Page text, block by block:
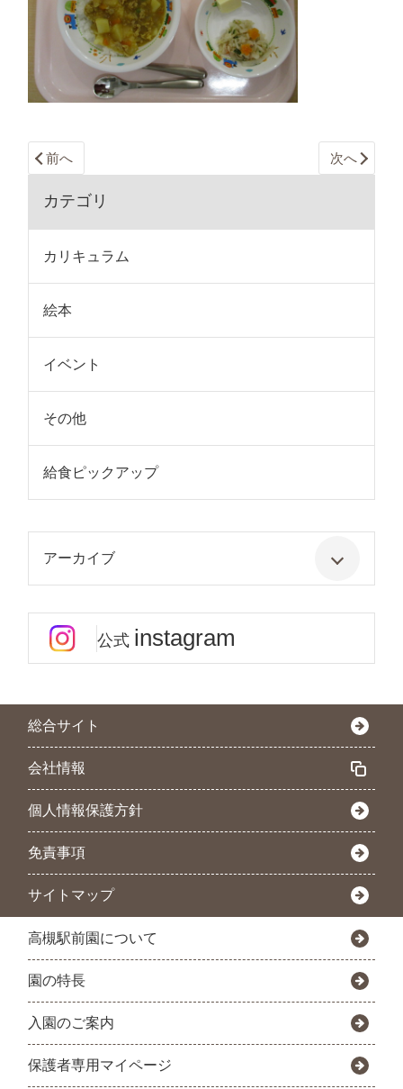
前へ 次へ
カテゴリ
カリキュラム
絵本
イベント
その他
給食ピックアップ
アーカイブ
公式 instagram
総合サイト
会社情報
個人情報保護方針
免責事項
サイトマップ
高槻駅前園について
園の特長
入園のご案内
保護者専用マイページ